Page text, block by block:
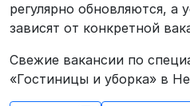
регулярно обновляются, а
зависят от конкретной
Свежие вакансии по
«Гостиницы и уборка» в